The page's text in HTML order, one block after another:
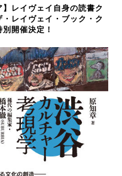
】レイヴェイ自身の読書ク
・レイヴェイ・ブック・ク
開催決定！